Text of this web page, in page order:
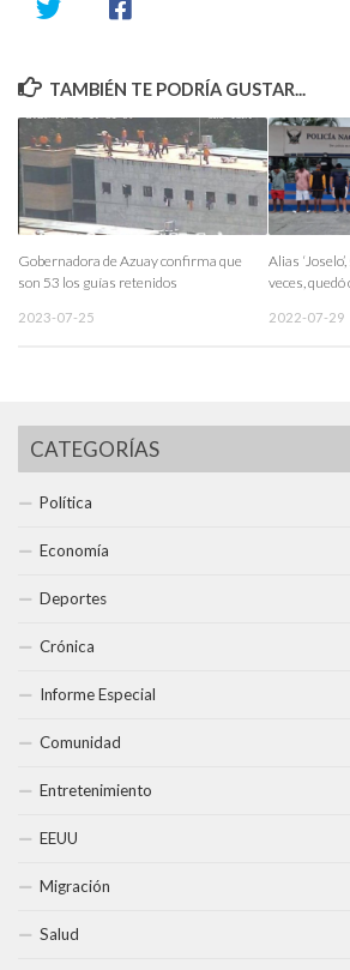
TAMBIÉN TE PODRÍA GUSTAR...
Gobernadora de Azuay confirma que
son 53 los guías retenidos
2023-07-25
Alias
veces,
2022-07-29
CATEGORÍAS
Política
Economía
Deportes
Crónica
Informe Especial
Comunidad
Entretenimiento
EEUU
Migración
Salud